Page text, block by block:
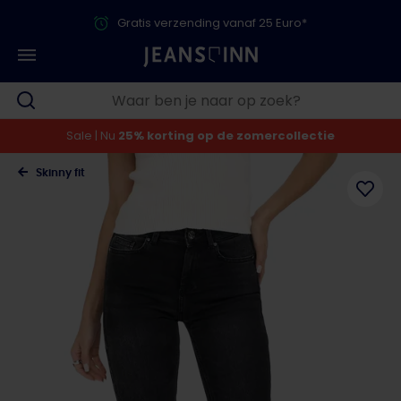
Gratis verzending vanaf 25 Euro*
Sale | Nu 25% korting op de zomercollectie
Skinny fit